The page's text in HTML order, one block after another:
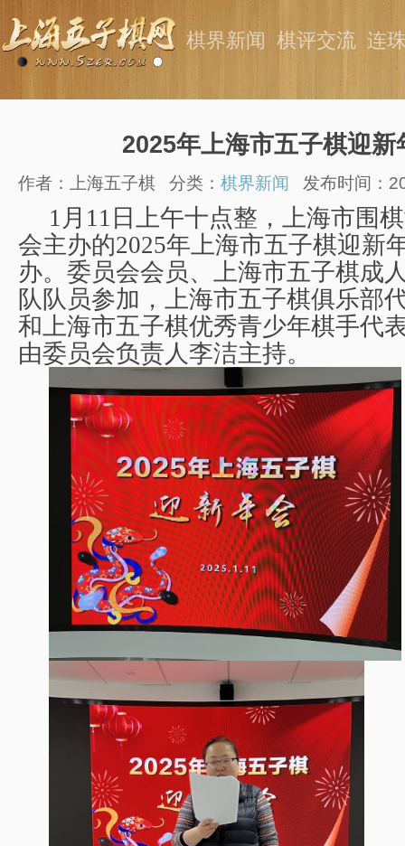
棋界新闻 棋评交流 连
2025年上海市五子棋迎新
作者：上海五子棋 分类： 棋界新闻 发布时间：
1 月 11 日上午十点整，上海市围
会主办的2025年上海市五子棋迎新
办。委员会会员、上海市五子棋成
队队员参加，上海市五子棋俱乐部
和上海市五子棋优秀青少年棋手代
由委员会负责人李洁主持。